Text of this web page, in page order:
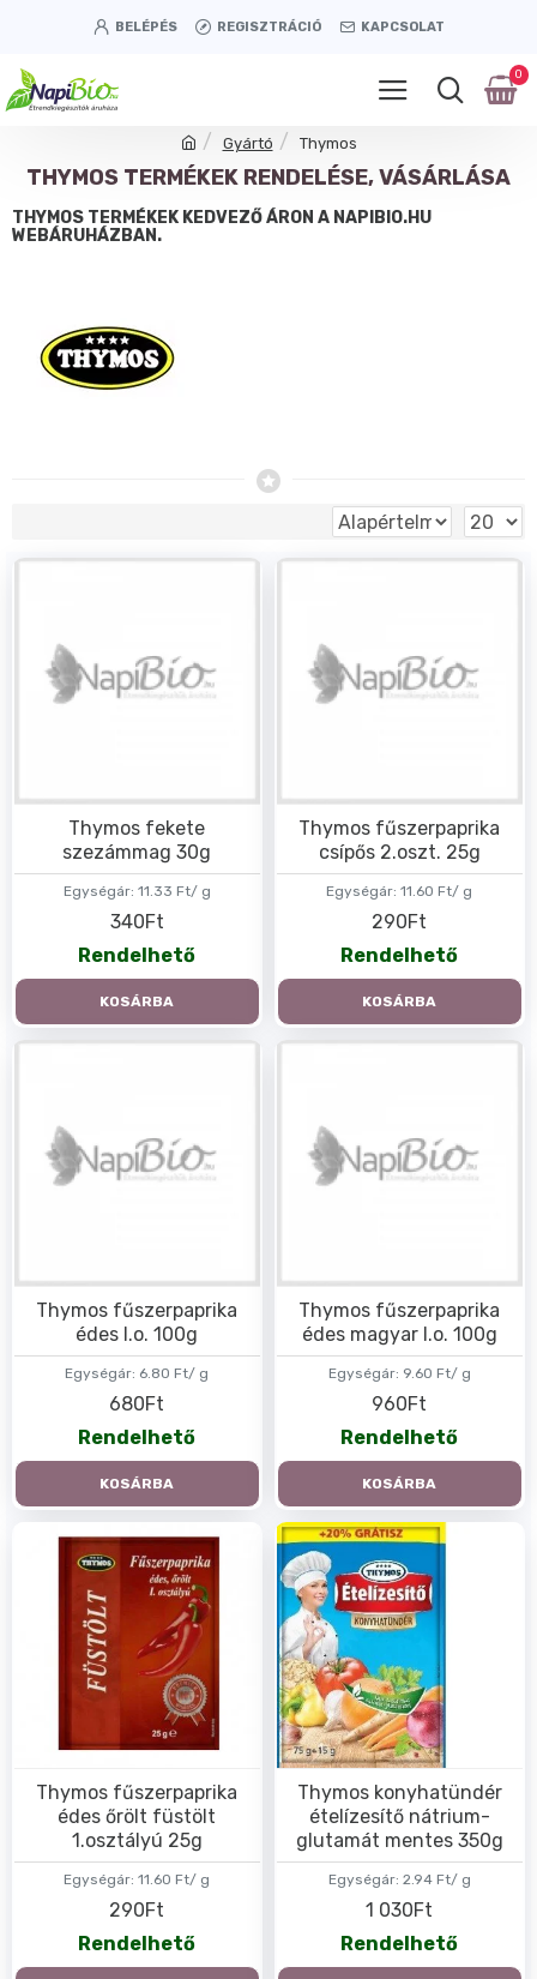
BELÉPÉS REGISZTRÁCIÓ KAPCSOLAT
0
Gyártó Thymos
THYMOS TERMÉKEK RENDELÉSE, VÁSÁRLÁSA
THYMOS TERMÉKEK KEDVEZŐ ÁRON A NAPIBIO.HU
WEBÁRUHÁZBAN.
Egységár: 11.33 Ft/ g
Thymos fekete
szezámmag 30g
340Ft
Rendelhető
KOSÁRBA
Egységár: 11.60 Ft/ g
Thymos fűszerpaprika
csípős 2.oszt. 25g
290Ft
Rendelhető
KOSÁRBA
Egységár: 6.80 Ft/ g
Thymos fűszerpaprika
édes I.o. 100g
680Ft
Rendelhető
KOSÁRBA
Egységár: 9.60 Ft/ g
Thymos fűszerpaprika
édes magyar I.o. 100g
960Ft
Rendelhető
KOSÁRBA
Egységár: 11.60 Ft/ g
Thymos fűszerpaprika
édes őrölt füstölt
1.osztályú 25g
290Ft
Rendelhető
Egységár: 2.94 Ft/ g
Thymos konyhatündér
ételízesítő nátrium-
glutamát mentes 350g
1 030Ft
Rendelhető